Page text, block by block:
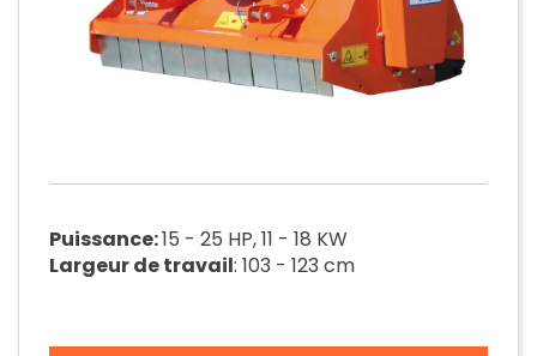
Puissance:15 - 25 HP, 11 - 18 KW
Largeur de travail: 103 - 123 cm